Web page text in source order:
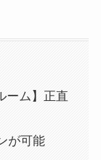
ーム】正直
が可能